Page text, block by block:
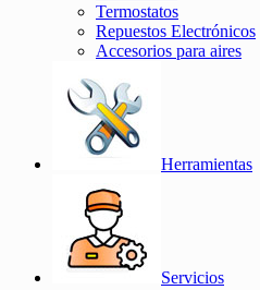
Termostatos
Repuestos Electrónicos
Accesorios para aires
Herramientas
Servicios